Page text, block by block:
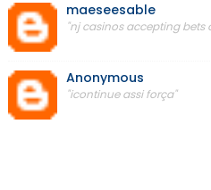
maeseesable
"nj casinos accepting bets
Anonymous
"icontinue assi força"